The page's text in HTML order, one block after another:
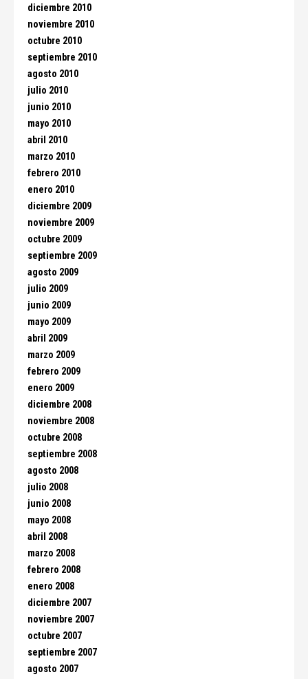
diciembre 2010
noviembre 2010
octubre 2010
septiembre 2010
agosto 2010
julio 2010
junio 2010
mayo 2010
abril 2010
marzo 2010
febrero 2010
enero 2010
diciembre 2009
noviembre 2009
octubre 2009
septiembre 2009
agosto 2009
julio 2009
junio 2009
mayo 2009
abril 2009
marzo 2009
febrero 2009
enero 2009
diciembre 2008
noviembre 2008
octubre 2008
septiembre 2008
agosto 2008
julio 2008
junio 2008
mayo 2008
abril 2008
marzo 2008
febrero 2008
enero 2008
diciembre 2007
noviembre 2007
octubre 2007
septiembre 2007
agosto 2007